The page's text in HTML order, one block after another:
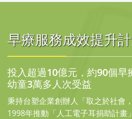
早療服務成效提升
投入超過10億元，約90個早
幼童3萬多人次受益
秉持台塑企業創辦人「取之於社會
1998年推動「人工電子耳捐助計畫